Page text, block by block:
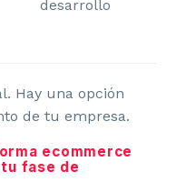
desarrollo
Hay una opción
de tu empresa.
ecommerce
fase de